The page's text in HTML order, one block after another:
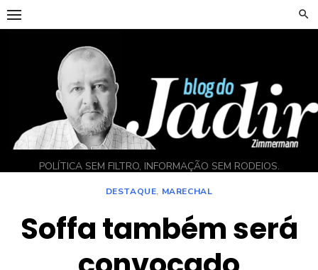
Skip
to
POLÍTICA SEM FILTRO, INFORMAÇÃO SEM RODEIOS.
DESTAQUE, MARECHAL
Soffa também será